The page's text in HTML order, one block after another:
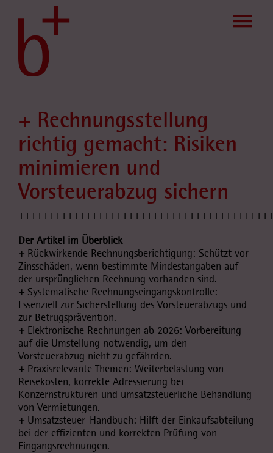
+ Rechnungsstellung
richtig gemacht: Risiken
minimieren und
Vorsteuerabzug sichern
Der Artikel im Überblick
+Rückwirkende Rechnungsberichtigung: Schützt vor
Zinsschäden, wenn bestimmte Mindestangaben auf
der ursprünglichen Rechnung vorhanden sind.
+Systematische Rechnungseingangskontrolle:
Essenziell zur Sicherstellung des Vorsteuerabzugs und
zur Betrugsprävention.
+Elektronische Rechnungen ab 2026: Vorbereitung
auf die Umstellung notwendig, um den
Vorsteuerabzug nicht zu gefährden.
+Praxisrelevante Themen: Weiterbelastung von
Reisekosten, korrekte Adressierung bei
Konzernstrukturen und umsatzsteuerliche Behandlung
von Vermietungen.
+Umsatzsteuer-Handbuch: Hilft der Einkaufsabteilung
bei der effizienten und korrekten Prüfung von
Eingangsrechnungen.